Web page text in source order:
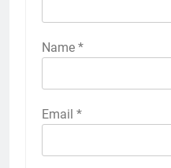
Name *
Email *